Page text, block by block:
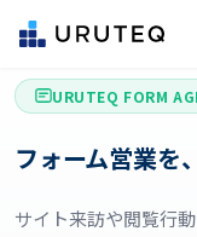
URUTEQ FORM
フォーム営業を、
サイト来訪や閲覧行